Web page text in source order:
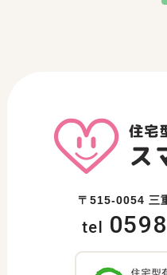
〒515-0054 三
tel